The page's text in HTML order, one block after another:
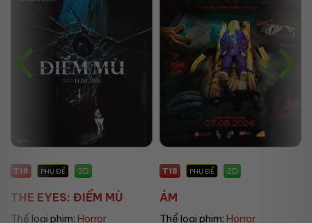
T18 PHỤ ĐỀ 2D
THE EYES: ĐIỂM MÙ
Thể loại phim: Horror
T18 PHỤ ĐỀ 2D
ÁM
Thể loại phim: Horror